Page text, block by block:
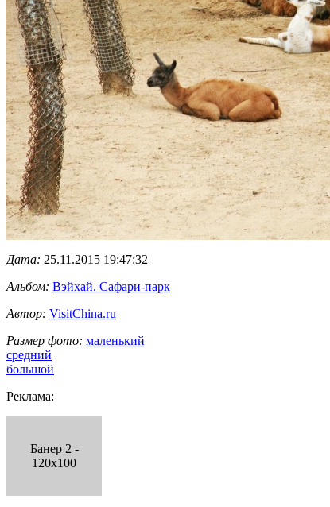
Дата: 25.11.2015 19:47:32
Альбом: Вэйхай. Сафари-парк
Автор: VisitChina.ru
Размер фото: маленький
средний
большой
Реклама:
Банер 2 -
120x100